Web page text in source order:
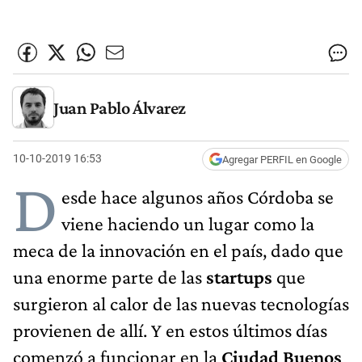
Juan Pablo Álvarez
10-10-2019 16:53 Agregar PERFIL en Google
D esde hace algunos años Córdoba se
viene haciendo un lugar como la
meca de la innovación en el país, dado que
una enorme parte de las startups que
surgieron al calor de las nuevas tecnologías
provienen de allí. Y en estos últimos días
comenzó a funcionar en la Ciudad Buenos